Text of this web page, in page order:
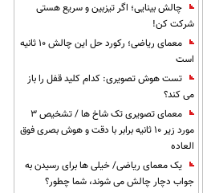
چالش بینایی؛ اگر تیزبین و سریع هستی
شرکت کن!
معمای ریاضی؛ رکورد حل این چالش 10 ثانیه
است
تست هوش تصویری: کدام کلید قفل را باز
می کند؟
معمای تصویری تک شاخ ها / تشخیص 3
مورد زیر 10 ثانیه برابر با دقت و هوش بصری فوق
العاده
یک معمای ریاضی/ خیلی ها برای رسیدن به
جواب دچار چالش می شوند، شما چطور؟